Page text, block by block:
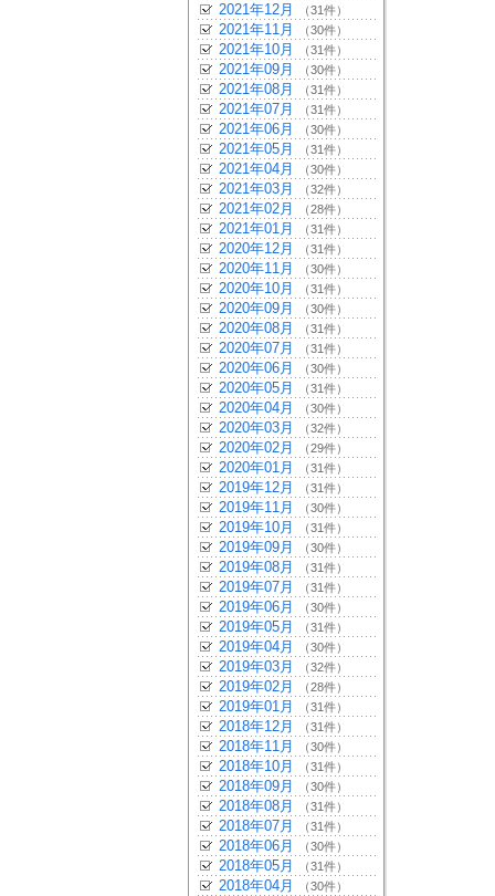
2021年12月 （31件）
2021年11月 （30件）
2021年10月 （31件）
2021年09月 （30件）
2021年08月 （31件）
2021年07月 （31件）
2021年06月 （30件）
2021年05月 （31件）
2021年04月 （30件）
2021年03月 （32件）
2021年02月 （28件）
2021年01月 （31件）
2020年12月 （31件）
2020年11月 （30件）
2020年10月 （31件）
2020年09月 （30件）
2020年08月 （31件）
2020年07月 （31件）
2020年06月 （30件）
2020年05月 （31件）
2020年04月 （30件）
2020年03月 （32件）
2020年02月 （29件）
2020年01月 （31件）
2019年12月 （31件）
2019年11月 （30件）
2019年10月 （31件）
2019年09月 （30件）
2019年08月 （31件）
2019年07月 （31件）
2019年06月 （30件）
2019年05月 （31件）
2019年04月 （30件）
2019年03月 （32件）
2019年02月 （28件）
2019年01月 （31件）
2018年12月 （31件）
2018年11月 （30件）
2018年10月 （31件）
2018年09月 （30件）
2018年08月 （31件）
2018年07月 （31件）
2018年06月 （30件）
2018年05月 （31件）
2018年04月 （30件）